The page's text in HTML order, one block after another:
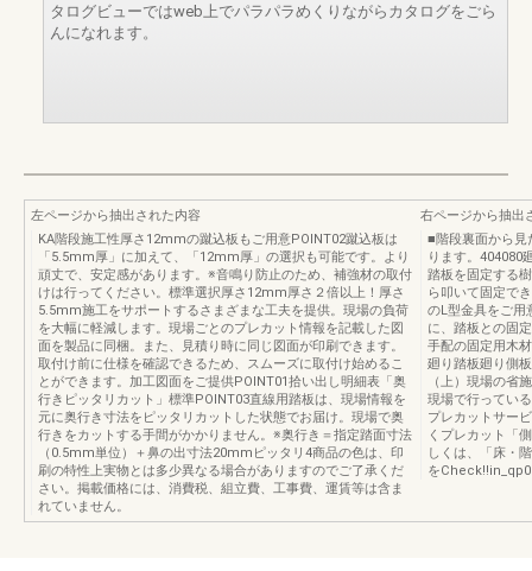
タログビューではweb上でパラパラめくりながらカタログをごら
んになれます。
左ページから抽出された内容
KA階段施工性厚さ12mmの蹴込板もご用意POINT02蹴込板は
「5.5mm厚」に加えて、「12mm厚」の選択も可能です。より
頑丈で、安定感があります。※音鳴り防止のため、補強材の取付
けは行ってください。標準選択厚さ12mm厚さ２倍以上！厚さ
5.5mm施工をサポートするさまざまな工夫を提供。現場の負荷
を大幅に軽減します。現場ごとのプレカット情報を記載した図
面を製品に同梱。また、見積り時に同じ図面が印刷できます。
取付け前に仕様を確認できるため、スムーズに取付け始めるこ
とができます。加工図面をご提供POINT01拾い出し明細表「奥
行きピッタリカット」標準POINT03直線用踏板は、現場情報を
元に奥行き寸法をピッタリカットした状態でお届け。現場で奥
行きをカットする手間がかかりません。※奥行き＝指定踏面寸法
（0.5mm単位）＋鼻の出寸法20mmピッタリ4商品の色は、印
刷の特性上実物とは多少異なる場合がありますのでご了承くだ
さい。掲載価格には、消費税、組立費、工事費、運賃等は含ま
れていません。
右ページから抽出
■階段裏面から見
ります。404080
踏板を固定する
ら叩いて固定で
のL型金具をご用
に、踏板との固
手配の固定用木
廻り踏板廻り側
（上）現場の省
現場で行ってい
プレカットサー
くプレカット「
しくは、「床・
を